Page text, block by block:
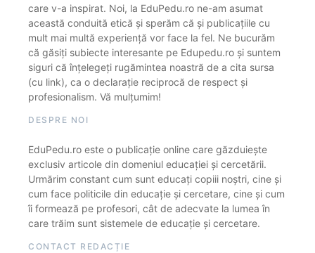
care v-a inspirat. Noi, la EduPedu.ro ne-am asumat
această conduită etică și sperăm că și publicațiile cu
mult mai multă experiență vor face la fel. Ne bucurăm
că găsiți subiecte interesante pe Edupedu.ro și suntem
siguri că înțelegeți rugămintea noastră de a cita sursa
(cu link), ca o declarație reciprocă de respect și
profesionalism. Vă mulțumim!
DESPRE NOI
EduPedu.ro este o publicație online care găzduiește
exclusiv articole din domeniul educației și cercetării.
Urmărim constant cum sunt educați copiii noștri, cine și
cum face politicile din educație și cercetare, cine și cum
îi formează pe profesori, cât de adecvate la lumea în
care trăim sunt sistemele de educație și cercetare.
CONTACT REDACȚIE